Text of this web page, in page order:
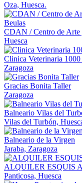
Oza, Huesca.
CDAN / Centro de Arte
Huesca
Clinica Veterinaria 1000
Zaragoza
Gracias Bonita Taller
Zaragoza
Balneario Vilas del
Vilas del Turbón,
Balneario de la Virgen
Jaraba, Zaragoza
ALQUILER ESQUIS
Panticosa, Huesca